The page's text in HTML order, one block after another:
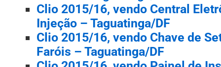
Clio 2015/16, vendo Central
Injeção – Taguatinga/DF
Clio 2015/16, vendo Chave de
Faróis – Taguatinga/DF